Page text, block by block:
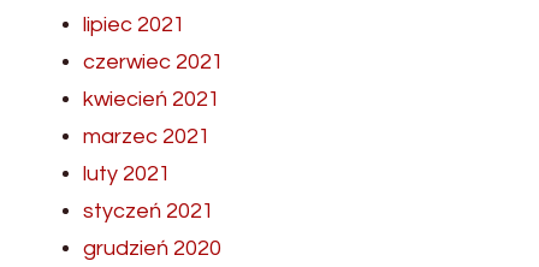
lipiec 2021
czerwiec 2021
kwiecień 2021
marzec 2021
luty 2021
styczeń 2021
grudzień 2020